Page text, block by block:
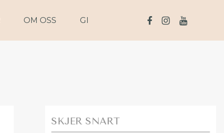
OM OSS GI
SKJER SNART